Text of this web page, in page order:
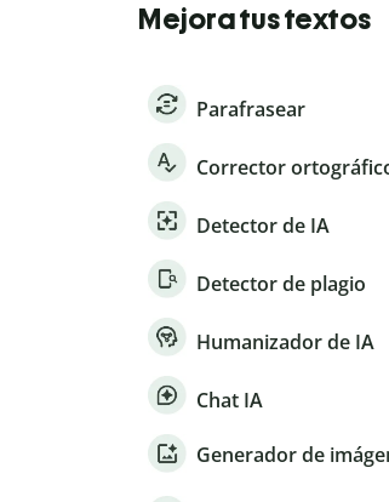
Mejora tus textos
Parafrasear
Corrector
Detector de IA
Detector de plagio
Humanizador de IA
Chat IA
Generador de